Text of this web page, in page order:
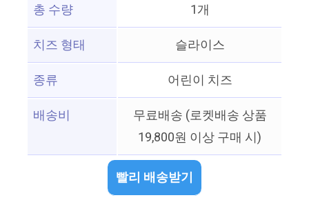
총 수량
1개
치즈 형태
슬라이스
종류
어린이 치즈
배송비
무료배송 (로켓배송 상품
19,800원 이상 구매 시)
빨리 배송받기